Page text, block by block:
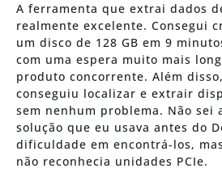
A ferramenta que extrai dados
realmente excelente. Consegui
um disco de 128 GB em 9
com uma espera muito mais
produto concorrente. Além
conseguiu localizar e extrair
sem nenhum problema. Não sei
solução que eu usava antes do
dificuldade em encontrá-los,
não reconhecia unidades PCIe.